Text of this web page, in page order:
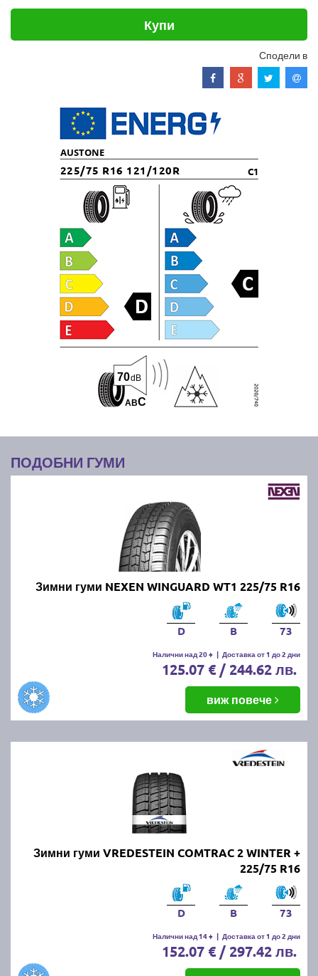
Купи
Сподели в
AUSTONE
225/75 R16 121/120R C1
ABC
70dB
ПОДОБНИ ГУМИ
Зимни гуми NEXEN WINGUARD WT1 225/75 R16
D B 73
Налични над 20 + | Доставка от 1 до 2 дни
125.07 € / 244.62 лв.
виж повече
Зимни гуми VREDESTEIN COMTRAC 2 WINTER +
225/75 R16
D B 73
Налични над 14 + | Доставка от 1 до 2 дни
152.07 € / 297.42 лв.